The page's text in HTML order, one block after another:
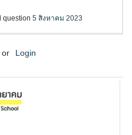
question 5 สิงหาคม 2023
or Login